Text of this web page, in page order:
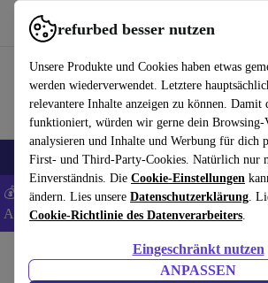
refurbed besser nutzen
Unsere Produkte und Cookies haben etwas
werden wiederverwendet. Letztere
relevantere Inhalte anzeigen zu können. Damit
funktioniert, würden wir gerne dein Browsing-
analysieren und Inhalte und Werbung für dich
First- und Third-Party-Cookies. Natürlich nur
Einverständnis. Die Cookie-Einstellungen
ändern. Lies unsere Datenschutzerklärung.
Cookie-Richtlinie des Datenverarbeiters.
Eingeschränkt nutzen
ANPASSEN
refurbed schnell und einfach nutzen
🎒 Back to school Handys Laptops Tablets
💰 Extra -5% auf Samsung- und Google-
ANDROID5 -AGB
Küche Küchengeräte Mixen &